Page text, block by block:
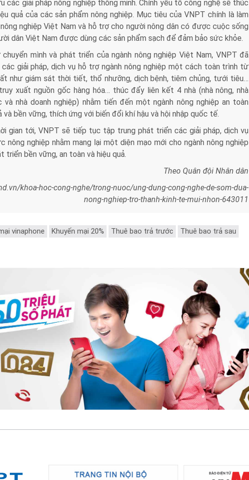
các giải pháp nông nghiệp thông minh. Chính yếu tố công nghệ sẽ thúc
quả của các sản phẩm nông nghiệp. Mục tiêu của VNPT chính là làm
nghiệp Việt Nam và hỗ trợ cho người nông dân có được cuộc sống
dân Việt Nam được dùng các sản phẩm sạch để đảm bảo sức khỏe.
mình và phát triển của ngành nông nghiệp Việt Nam, VNPT đã
giải pháp, dịch vụ hỗ trợ ngành nông nghiệp một cách toàn trình từ
như giám sát thời tiết, thổ nhưỡng, dịch bệnh, tiêm chủng, tưới tiêu…
xuất nguồn gốc hàng hóa… thúc đẩy liên kết 4 nhà (nhà nông, nhà
và nhà doanh nghiệp) nhằm tiến đến một ngành nông nghiệp an toàn
và bền vững, thích ứng với biến đổi khí hậu và hội nhập quốc tế.
gian tới, VNPT sẽ tiếp tục tập trung phát triển các giải pháp, dịch vụ
nông nghiệp nhằm mang lại một diện mạo mới cho ngành nông nghiệp
triển bền vững, an toàn và hiệu quả.
Theo Quân đội Nhân dân
khoa-hoc-cong-nghe/trong-nuoc/ung-dung-cong-nghe-de-som-dua-
nong-nghiep-tro-thanh-kinh-te-mui-nhon-643011
vinaphone Khuyến mại 20% Thuê bao trả trước
Thuê bao trả sau